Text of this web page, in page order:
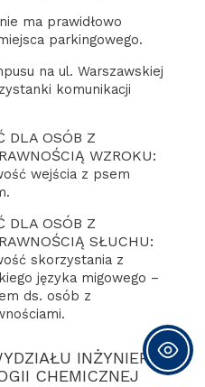
ma prawidłowo
parkingowego.
na ul. Warszawskiej
komunikacji
DLA OSÓB Z
WZROKU:
wejścia z psem
DLA OSÓB Z
SŁUCHU:
skorzystania z
języka migowego –
ds. osób z
INŻYNIERII
CHEMICZNEJ